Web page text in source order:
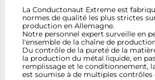
La Conductonaut Extreme est
normes de qualité les plus strictes
production en Allemagne.
Notre personnel expert surveille en
l'ensemble de la chaîne de
Du contrôle de la pureté de la
la production du métal liquide, en
remplissage et le conditionnement,
est soumise à de multiples contrôles